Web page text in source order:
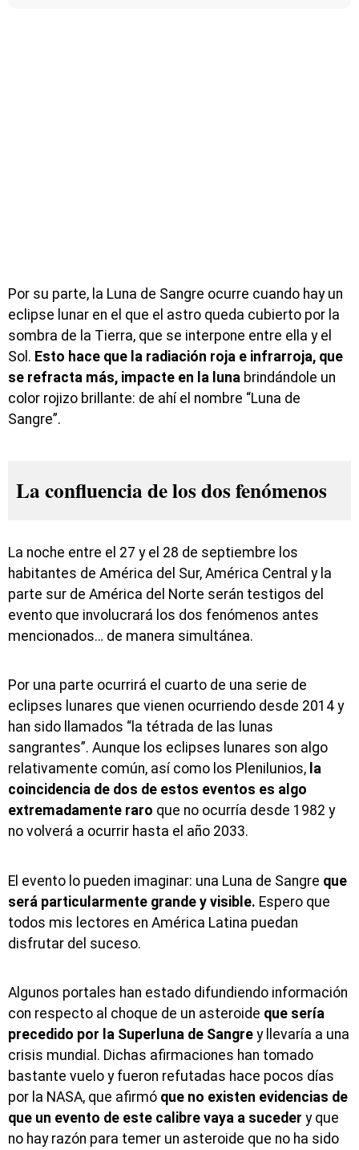
Por su parte, la Luna de Sangre ocurre cuando hay un
eclipse lunar en el que el astro queda cubierto por la
sombra de la Tierra, que se interpone entre ella y el
Sol. Esto hace que la radiación roja e infrarroja, que
se refracta más, impacte en la luna brindándole un
color rojizo brillante: de ahí el nombre “Luna de
Sangre”.
La confluencia de los dos fenómenos
La noche entre el 27 y el 28 de septiembre los
habitantes de América del Sur, América Central y la
parte sur de América del Norte serán testigos del
evento que involucrará los dos fenómenos antes
mencionados… de manera simultánea.
Por una parte ocurrirá el cuarto de una serie de
eclipses lunares que vienen ocurriendo desde 2014 y
han sido llamados “la tétrada de las lunas
sangrantes”. Aunque los eclipses lunares son algo
relativamente común, así como los Plenilunios, la
coincidencia de dos de estos eventos es algo
extremadamente raro que no ocurría desde 1982 y
no volverá a ocurrir hasta el año 2033.
El evento lo pueden imaginar: una Luna de Sangre que
será particularmente grande y visible. Espero que
todos mis lectores en América Latina puedan
disfrutar del suceso.
Algunos portales han estado difundiendo información
con respecto al choque de un asteroide que sería
precedido por la Superluna de Sangre y llevaría a una
crisis mundial. Dichas afirmaciones han tomado
bastante vuelo y fueron refutadas hace pocos días
por la NASA, que afirmó que no existen evidencias de
que un evento de este calibre vaya a suceder y que
no hay razón para temer un asteroide que no ha sido